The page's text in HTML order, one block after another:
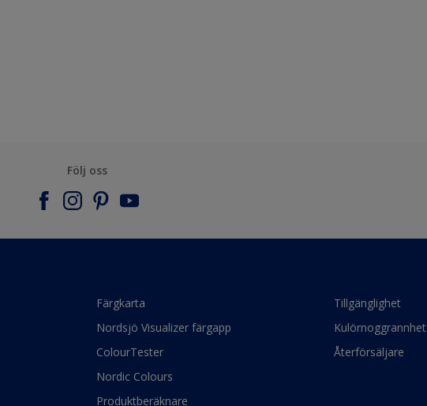
Följ oss
Färgkarta
Nordsjö Visualizer färgapp
ColourTester
Nordic Colours
Produktberäknare
Tillgänglighet
Kulörnoggrannhet
Återförsäljare